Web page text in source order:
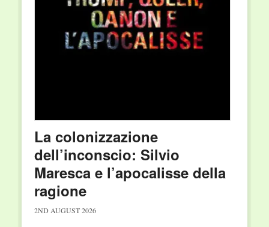
La colonizzazione
dell’inconscio: Silvio
Maresca e l’apocalisse della
ragione
2ND AUGUST 2026